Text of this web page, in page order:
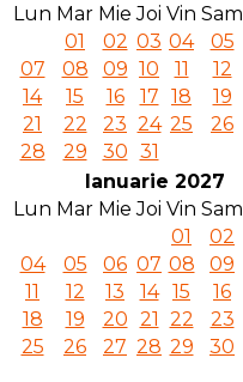
Lun Mar Mie Joi Vin Sam
01
02 03 04 05
07
08 09 10 11 12
14
15 16 17 18 19
21
22 23 24 25 26
28
29 30 31
Ianuarie 2027
Lun Mar Mie Joi Vin Sam
01
02
04
05 06 07 08 09
11
12 13 14 15 16
18
19 20 21 22 23
25
26 27 28 29 30